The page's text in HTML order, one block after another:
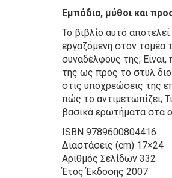
Εμπόδια, μύθοι και
Το βιβλίο αυτό
εργαζόμενη στον τομέα
συναδέλφους της; Είναι,
της ως προς το στυλ
στις υποχρεώσεις της
πώς το αντιμετωπίζει;
βασικά ερωτήματα στα
ISBN 9789600804416
Διαστάσεις (cm) 17×24
Αριθμός Σελίδων 332
Έτος Έκδοσης 2007